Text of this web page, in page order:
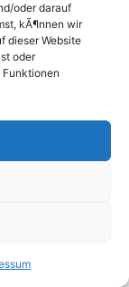
oder darauf
kÃ¶nnen wir
dieser Website
oder